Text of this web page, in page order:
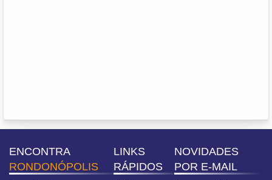
ENCONTRA
RONDONÓPOLIS
LINKS
RÁPIDOS
NOVIDADES
POR E-MAIL